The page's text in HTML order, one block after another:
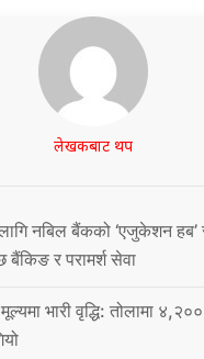
लेखकबाट थप
लागि नबिल बैंकको ‘एजुकेशन
बैंकिङ र परामर्श सेवा
भारी वृद्धि: तोलामा